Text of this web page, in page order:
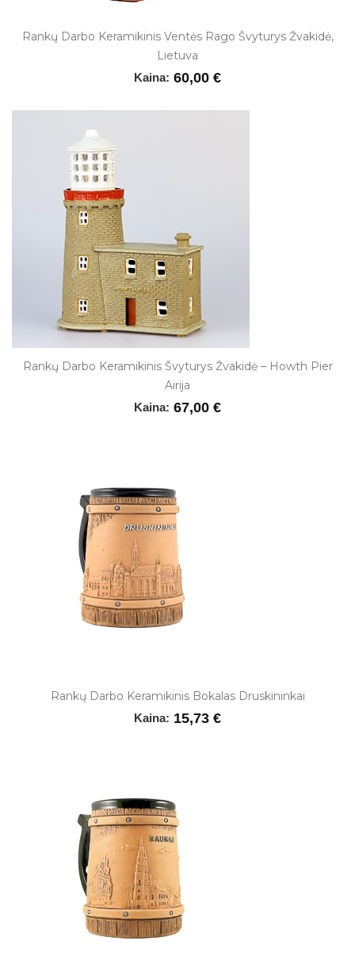
Rankų Darbo Keramikinis Ventės Rago Švyturys Žvakidė,
Lietuva
Kaina: 60,00 €
Rankų Darbo Keramikinis Švyturys Žvakidė – Howth Pier
Airija
Kaina: 67,00 €
Rankų Darbo Keramikinis Bokalas Druskininkai
Kaina: 15,73 €